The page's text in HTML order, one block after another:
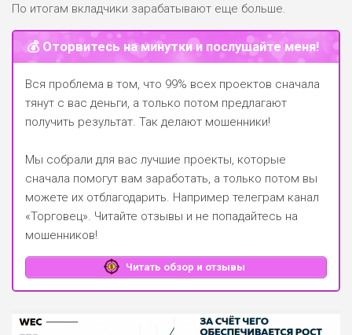
По итогам вкладчики зарабатывают еще больше.
💰 Оторвитесь на минутки и послушайте меня!
Вся проблема в том, что 99% всех проектов сначала
тянут с вас деньги, а только потом предлагают
получить результат. Так делают мошенники!
Мы собрали для вас лучшие проекты, которые
сначала помогут вам заработать, а только потом вы
можете их отблагодарить. Например телеграм канал
«Торговец». Читайте отзывы и не попадайтесь на
мошенников!
Читать обзор и отзывы